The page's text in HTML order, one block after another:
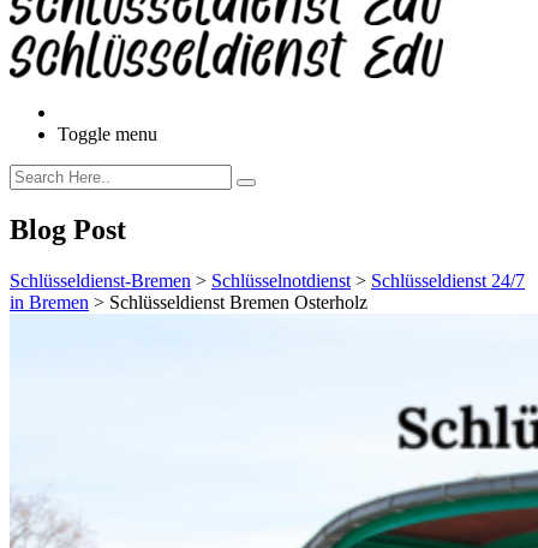
Toggle menu
Blog Post
Schlüsseldienst-Bremen > Schlüsselnotdienst > Schlüsseldienst 24/7
in Bremen > Schlüsseldienst Bremen Osterholz